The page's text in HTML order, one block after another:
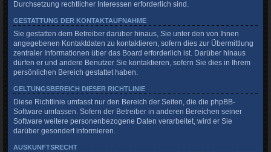
Durchsetzung rechtlicher Interessen erforderlich sind.
GESTATTUNG DER KONTAKTAUFNAHME
Sie gestatten dem Betreiber darüber hinaus, Sie unter den von Ihnen
angegebenen Kontaktdaten zu kontaktieren, sofern dies zur Übermittlung
zentraler Informationen über das Board erforderlich ist. Darüber hinaus
dürfen er und andere Benutzer Sie kontaktieren, sofern Sie dies in Ihrem
persönlichen Bereich gestattet haben.
GELTUNGSBEREICH DIESER RICHTLINIE
Diese Richtlinie umfasst nur den Bereich der Seiten, die die phpBB-
Software umfassen. Sofern der Betreiber in anderen Bereichen seiner
Software weitere personenbezogene Daten verarbeitet, wird er Sie
darüber gesondert informieren.
AUSKUNFTSRECHT